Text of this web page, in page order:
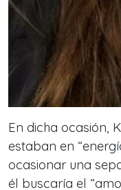
En dicha ocasión,
estaban en
ocasionar una
él buscaría el